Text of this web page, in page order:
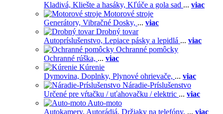
Kladivá, Kliešte a hasáky, Kľúče a gola sad ... viac
Motorové stroje
Generátory, Vibračné Dosky, ... viac
Drobný tovar
Autopríslušenstvo, Lepiace pásky a lepidlá ... viac
Ochranné pomôcky
Ochranné rúška, ... viac
Kúrenie
Dymovina, Doplnky, Plynové ohrievače, ... viac
Náradie-Príslušenstvo
Určené pre vŕtačku / uťahovačku / elektric ... viac
Auto-moto
Autokamery, Autorádiá, Držiaky na telefóny, ... viac